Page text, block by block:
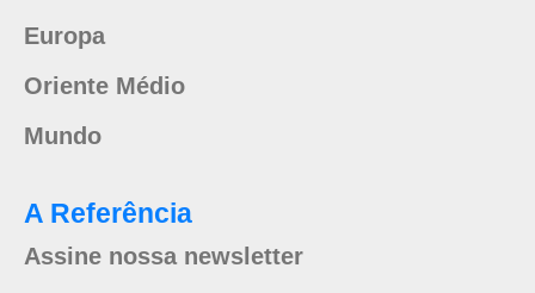
Europa
Oriente Médio
Mundo
A Referência
Assine nossa newsletter